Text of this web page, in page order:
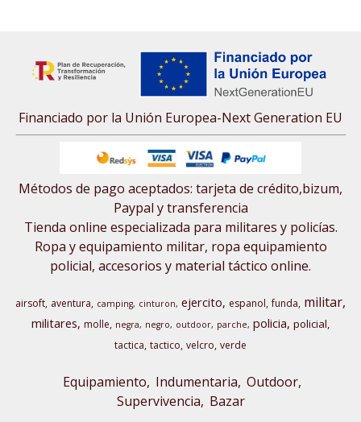
Financiado por la Unión Europea-Next Generation EU
Métodos de pago aceptados: tarjeta de crédito,bizum,
Paypal y transferencia
Tienda online especializada para militares y policías.
Ropa y equipamiento militar, ropa equipamiento
policial, accesorios y material táctico online.
airsoft aventura camping cinturon ejercito espanol funda militar
militares molle negra negro outdoor parche policia policial
tactica tactico velcro verde
Equipamiento Indumentaria Outdoor,
Supervivencia Bazar